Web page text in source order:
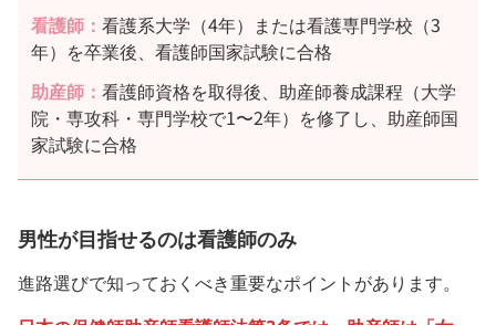
看護師： 看護系大学（4年）または看護専門学校（3
年）を卒業後、看護師国家試験に合格
助産師： 看護師資格を取得後、助産師養成課程（大学
院・専攻科・専門学校で1〜2年）を修了し、助産師国
家試験に合格
男性が目指せるのは看護師のみ
進路選びで知っておくべき重要なポイントがあります。